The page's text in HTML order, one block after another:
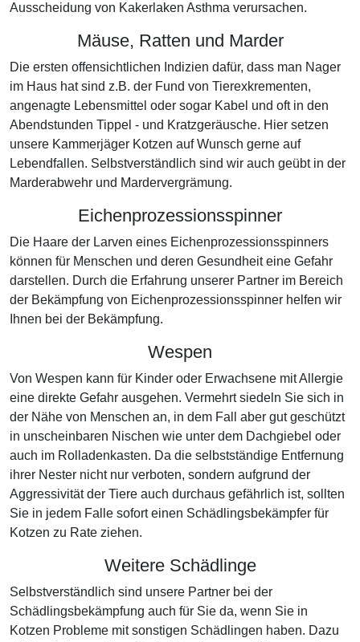
Ausscheidung von Kakerlaken Asthma verursachen.
Mäuse, Ratten und Marder
Die ersten offensichtlichen Indizien dafür, dass man Nager
im Haus hat sind z.B. der Fund von Tierexkrementen,
angenagte Lebensmittel oder sogar Kabel und oft in den
Abendstunden Tippel - und Kratzgeräusche. Hier setzen
unsere Kammerjäger Kotzen auf Wunsch gerne auf
Lebendfallen. Selbstverständlich sind wir auch geübt in der
Marderabwehr und Mardervergrämung.
Eichenprozessionsspinner
Die Haare der Larven eines Eichenprozessionsspinners
können für Menschen und deren Gesundheit eine Gefahr
darstellen. Durch die Erfahrung unserer Partner im Bereich
der Bekämpfung von Eichenprozessionsspinner helfen wir
Ihnen bei der Bekämpfung.
Wespen
Von Wespen kann für Kinder oder Erwachsene mit Allergie
eine direkte Gefahr ausgehen. Vermehrt siedeln Sie sich in
der Nähe von Menschen an, in dem Fall aber gut geschützt
in unscheinbaren Nischen wie unter dem Dachgiebel oder
auch im Rolladenkasten. Da die selbstständige Entfernung
ihrer Nester nicht nur verboten, sondern aufgrund der
Aggressivität der Tiere auch durchaus gefährlich ist, sollten
Sie in jedem Falle sofort einen Schädlingsbekämpfer für
Kotzen zu Rate ziehen.
Weitere Schädlinge
Selbstverständlich sind unsere Partner bei der
Schädlingsbekämpfung auch für Sie da, wenn Sie in
Kotzen Probleme mit sonstigen Schädlingen haben. Dazu